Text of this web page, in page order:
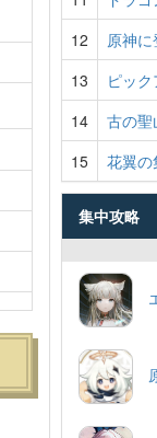
12
原神
13
ピッ
14
古の
15
花翼
集中攻略